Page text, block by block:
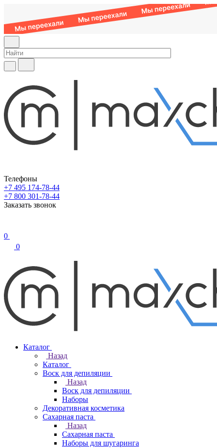
Телефоны
+7 495 174-78-44
+7 800 301-78-44
Заказать звонок
0
0
Каталог
Назад
Каталог
Воск для депиляции
Назад
Воск для депиляции
Наборы
Декоративная косметика
Сахарная паста
Назад
Сахарная паста
Наборы для шугаринга